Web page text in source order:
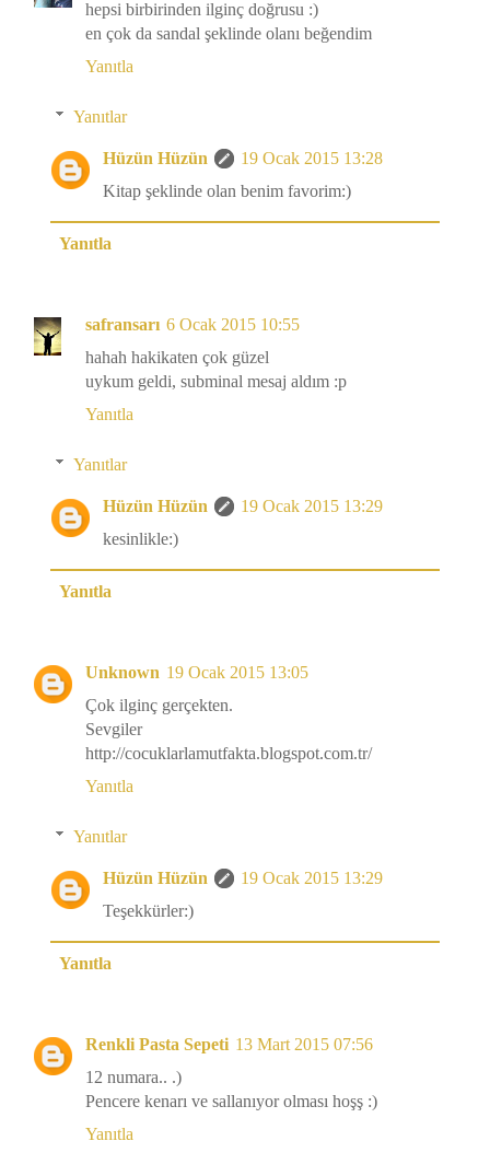
hepsi birbirinden ilginç doğrusu :)
en çok da sandal şeklinde olanı beğendim
Yanıtla
Yanıtlar
Hüzün Hüzün
19 Ocak 2015 13:28
Kitap şeklinde olan benim favorim:)
Yanıtla
safransarı 6 Ocak 2015 10:55
hahah hakikaten çok güzel
uykum geldi, subminal mesaj aldım :p
Yanıtla
Yanıtlar
Hüzün Hüzün
19 Ocak 2015 13:29
kesinlikle:)
Yanıtla
Unknown 19 Ocak 2015 13:05
Çok ilginç gerçekten.
Sevgiler
http://cocuklarlamutfakta.blogspot.com.tr/
Yanıtla
Yanıtlar
Hüzün Hüzün
19 Ocak 2015 13:29
Teşekkürler:)
Yanıtla
Renkli Pasta Sepeti 13 Mart 2015 07:56
12 numara.. .)
Pencere kenarı ve sallanıyor olması hoşş :)
Yanıtla